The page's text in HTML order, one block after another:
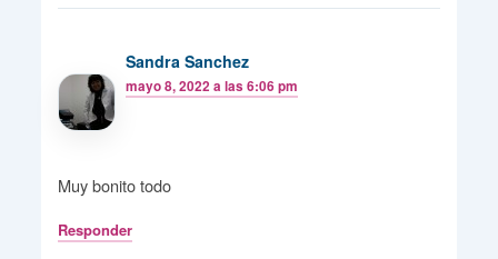
Sandra Sanchez
mayo 8, 2022 a las 6:06 pm
Muy bonito todo
Responder